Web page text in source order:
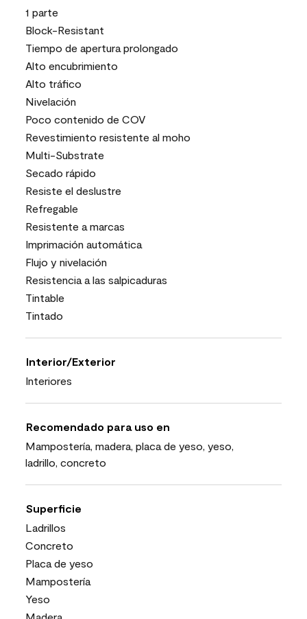
1 parte
Block-Resistant
Tiempo de apertura prolongado
Alto encubrimiento
Alto tráfico
Nivelación
Poco contenido de COV
Revestimiento resistente al moho
Multi-Substrate
Secado rápido
Resiste el deslustre
Refregable
Resistente a marcas
Imprimación automática
Flujo y nivelación
Resistencia a las salpicaduras
Tintable
Tintado
Interior/Exterior
Interiores
Recomendado para uso en
Mampostería, madera, placa de yeso, yeso,
ladrillo, concreto
Superficie
Ladrillos
Concreto
Placa de yeso
Mampostería
Yeso